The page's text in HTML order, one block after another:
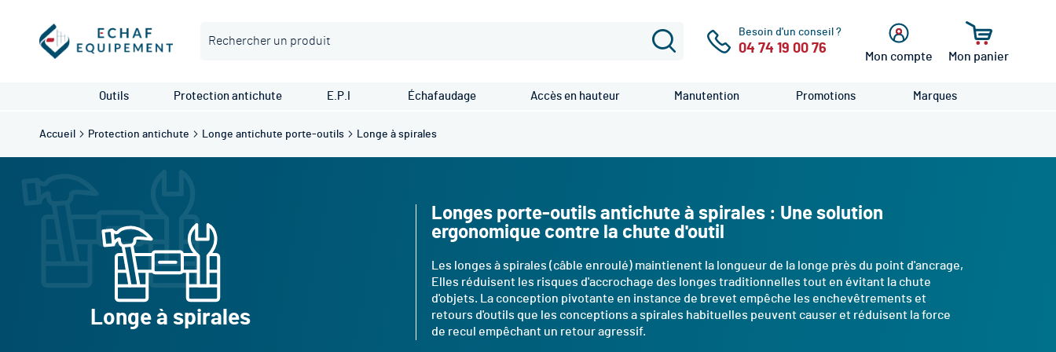
Besoin d'un conseil ?
04 74 19 00 76
Mon compte
connecter
Mon panier
Outils Protection antichute E.P.I Échafaudage Accès en hauteur Manutention Promotions Marques
Accueil Protection antichute Longe antichute porte-outils Longe à spirales
Longe à spirales
Longes porte-outils antichute à spirales : Une solution
ergonomique contre la chute d'outil
Les longes à spirales (câble enroulé) maintienent la longueur de la longe près du point d'ancrage,
Elles réduisent les risques d'accrochage des longes traditionnelles tout en évitant la chute
d'objets. La conception pivotante en instance de brevet empêche les enchevêtrements et
retours d'outils que les conceptions a spirales habituelles peuvent causer et réduisent la force
de recul empêchant un retour agressif.